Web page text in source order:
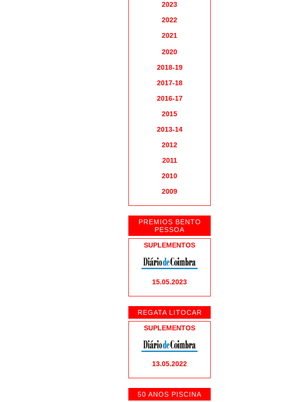
AOS SÓCIOS
FALCÃO
Consultório
DE S. JULIÃO
Clinica da
Lapa
PARCERIAS
2023
2022
2021
2020
2018-19
2017-18
2016-17
2015
2013-14
2012
2011
2010
2009
PREMIOS BENTO
PESSOA
SUPLEMENTOS
15.05.2023
REGATA LITOCAR
SUPLEMENTOS
13.05.2022
50 ANOS PISCINA